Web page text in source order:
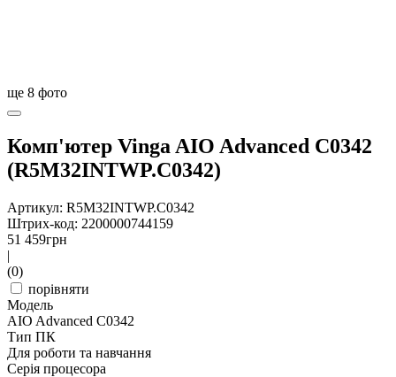
ще 8 фото
Комп'ютер Vinga AIO Advanced C0342
(R5M32INTWP.C0342)
Артикул: R5M32INTWP.C0342
Штрих-код: 2200000744159
51 459грн
|
(0)
порівняти
Модель
AIO Advanced C0342
Тип ПК
Для роботи та навчання
Серія процесора